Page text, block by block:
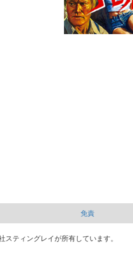
免責
ティングレイが所有しています。